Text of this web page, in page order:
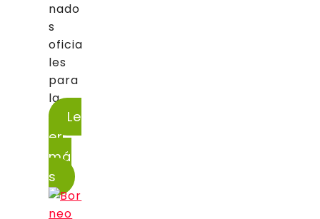
nado
s
oficia
les
para
la...
Le
er
má
s